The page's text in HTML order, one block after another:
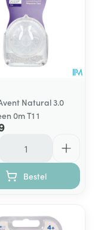
Natural 3.0
0m T1 1
Bestel